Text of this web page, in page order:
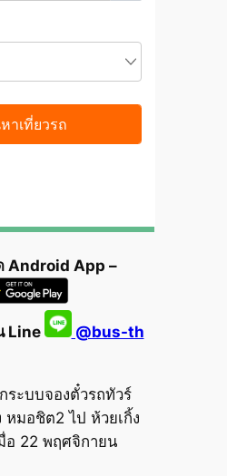
Android App –
Line @bus-th
ระบบจองตั๋วรถทัวร์
หมอชิต2 ไป ห้วยเกิ้ง
อ 22 พฤศจิกายน